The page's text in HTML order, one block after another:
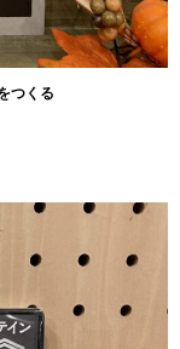
つくる